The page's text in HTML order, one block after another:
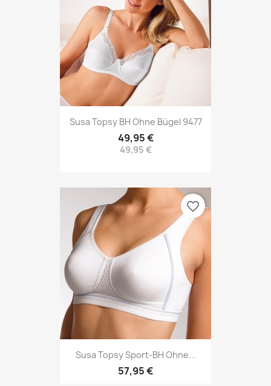
Susa Topsy BH Ohne Bügel 9477
49,95 €
49,95 €
Susa Topsy Sport-BH Ohne...
57,95 €
favorite_border